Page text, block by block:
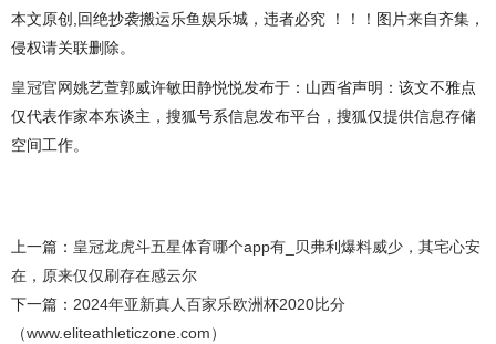
本文原创,回绝抄袭搬运乐鱼娱乐城，违者必究 ！！！图片来自齐集，
侵权请关联删除。
皇冠官网姚艺萱郭威许敏田静悦悦发布于：山西省声明：该文不雅点
仅代表作家本东谈主，搜狐号系信息发布平台，搜狐仅提供信息存储
空间工作。
上一篇： 皇冠龙虎斗五星体育哪个app有_贝弗利爆料威少，其宅心安
在，原来仅仅刷存在感云尔
下一篇： 2024年亚新真人百家乐欧洲杯2020比分
（www.eliteathleticzone.com）